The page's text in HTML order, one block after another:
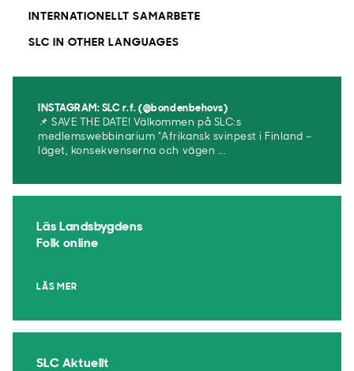
INTERNATIONELLT SAMARBETE
SLC IN OTHER LANGUAGES
INSTAGRAM: SLC r.f. (@bondenbehovs)
📌 SAVE THE DATE! Välkommen på SLC:s
medlemswebbinarium ”Afrikansk svinpest i Finland –
läget, konsekvenserna och vägen ...
Läs Landsbygdens
Folk online
LÄS MER
SLC Aktuellt